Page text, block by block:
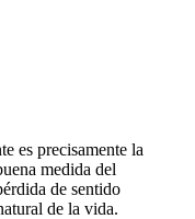
es precisamente la
medida del
de sentido
de la vida.